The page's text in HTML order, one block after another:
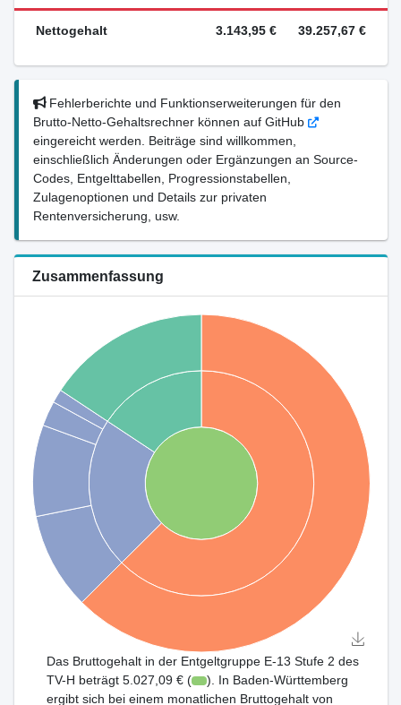
Nettogehalt 3.143,95 € 39.257,67 €
Fehlerberichte und Funktionserweiterungen für den
Brutto-Netto-Gehaltsrechner können auf GitHub
eingereicht werden. Beiträge sind willkommen,
einschließlich Änderungen oder Ergänzungen an Source-
Codes, Entgelttabellen, Progressionstabellen,
Zulagenoptionen und Details zur privaten
Rentenversicherung, usw.
Zusammenfassung
Das Bruttogehalt in der Entgeltgruppe E-13 Stufe 2 des
TV-H beträgt 5.027,09 € (
). In Baden-Württemberg
ergibt sich bei einem monatlichen Bruttogehalt von